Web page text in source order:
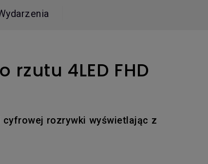
4LED FHD
cyfrowej rozrywki wyświetlając z